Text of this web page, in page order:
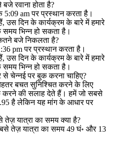
रवाना होता है?
am पर प्रस्थान करता है।
उस दिन के कार्यक्रम के बारे में हमारे
भिन्न हो सकता है।
बजे निकलता है?
pm पर प्रस्थान करता है।
उस दिन के कार्यक्रम के बारे में हमारे
भिन्न हो सकता है।
चेन्नई पर बुक करना चाहिए?
बचत सुनिश्चित करने के लिए
करने की सलाह देते हैं। हमें जो सबसे
है लेकिन यह मांग के आधार पर
यात्रा का समय क्या है?
तेज़ यात्रा का समय 49 घं॰ और 13